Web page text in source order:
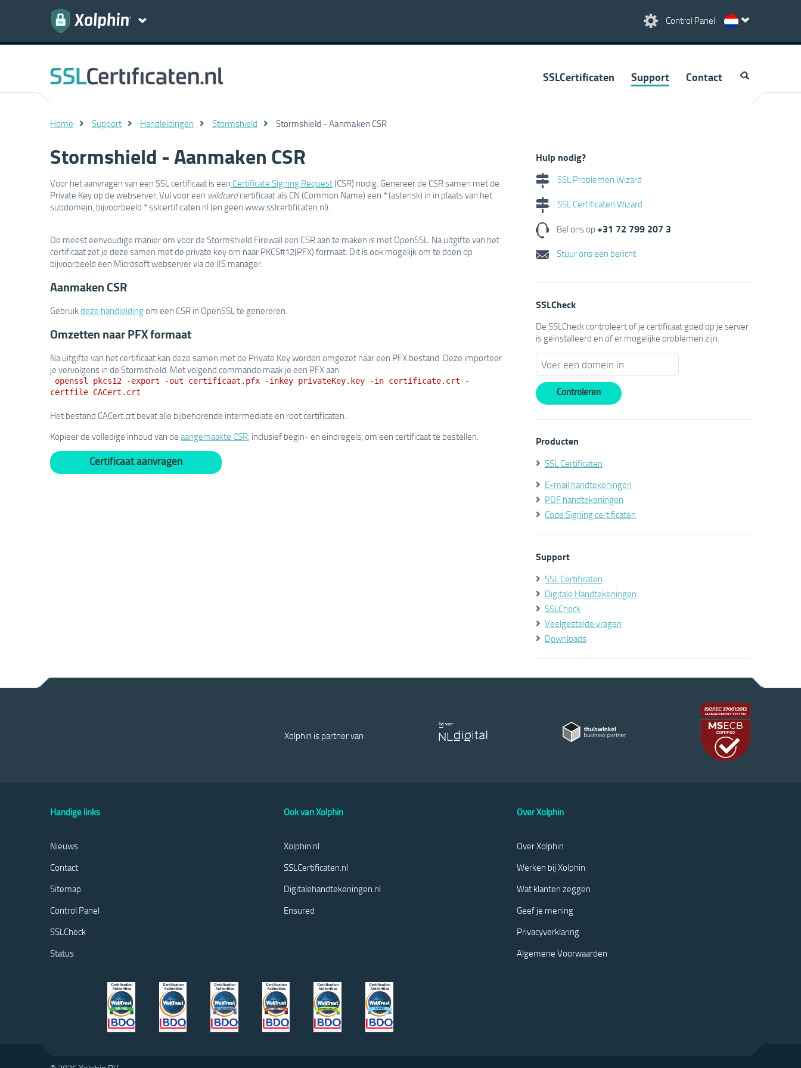
Control Panel
SSLCertificaten Support Contact
Home Support Handleidingen Stormshield Stormshield - Aanmaken CSR
Stormshield - Aanmaken CSR
Voor het aanvragen van een SSL certificaat is een Certificate Signing Request(CSR) nodig. Genereer de CSR samen met de
Private Key op de webserver. Vul voor een wildcardcertificaat als CN (Common Name) een * (asterisk) in in plaats van het
subdomein, bijvoorbeeld *.sslcertificaten.nl (en geen www.sslcertificaten.nl).
De meest eenvoudige manier om voor de Stormshield Firewall een CSR aan te maken is met OpenSSL. Na uitgifte van het
certificaat zet je deze samen met de private key om naar PKCS#12(PFX) formaat. Dit is ook mogelijk om te doen op
bijvoorbeeld een Microsoft webserver via de IIS manager.
Aanmaken CSR
Gebruikdeze handleidingom een CSR in OpenSSL te genereren.
Omzetten naar PFX formaat
Na uitgifte van het certificaat kan deze samen met de Private Key worden omgezet naar een PFX bestand. Deze importeer
je vervolgens in de Stormshield. Met volgend commando maak je een PFX aan:
openssl pkcs12 -export -out certificaat.pfx -inkey privateKey.key -in certificate.crt -
certfile CACert.crt
Het bestand CACert.crt bevat alle bijbehorende intermediate en root certificaten.
Kopieer de volledige inhoud van de aangemaakte CSR, inclusief begin- en eindregels, om een certificaat te bestellen.
Certificaat aanvragen
Hulp nodig?
SSL Problemen Wizard
SSL Certificaten Wizard
Bel ons op+31 72 799 207 3
Stuur ons een bericht
SSLCheck
De SSLCheck controleert of je certificaat goed op je server
is geïnstalleerd en of er mogelijke problemen zijn.
Producten
SSL Certificaten
E-mail handtekeningen
PDF handtekeningen
Code Signing certificaten
Support
SSL Certificaten
Digitale Handtekeningen
SSLCheck
Veelgestelde vragen
Downloads
Xolphin is partner van
Handige links
Nieuws
Contact
Sitemap
Control Panel
SSLCheck
Status
Ook van Xolphin
Xolphin.nl
SSLCertificaten.nl
Digitalehandtekeningen.nl
Ensured
Over Xolphin
Over Xolphin
Werken bij Xolphin
Wat klanten zeggen
Geef je mening
Privacyverklaring
Algemene Voorwaarden